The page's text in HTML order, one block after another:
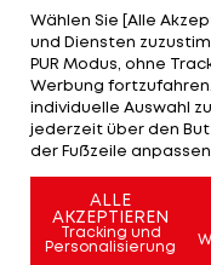
Spielern auch
Testspielerfolgen
Niederlanden die
wieder
"Alle gehen jetzt
EM. Aber ich bin
Wählen Sie [Alle
und Diensten
PUR Modus, ohne
Werbung
individuelle Auswahl
jederzeit über den
der Fußzeile anpassen.
ALLE
AKZEPTIEREN
Tracking und
Personalisierung